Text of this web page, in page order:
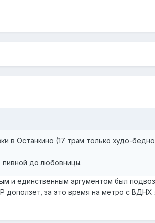
в Останкино (17 трам только худо-
пивной до любовницы.
и единственным аргументом был
доползет, за это время на метро с